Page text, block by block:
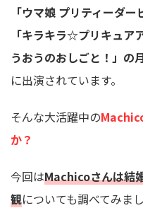
「ウマ娘 プリティーダ
「キラキラ☆プリキュア
うおうのおしごと！」の
に出演されています。
そんな大活躍中の
か？
今回はMachicoさんは結
観についても調べてみまし